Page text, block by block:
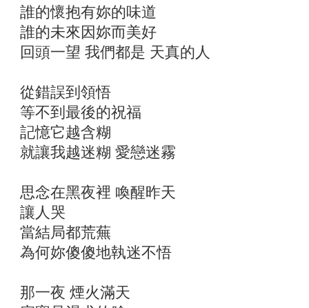
誰的懷抱有妳的味道
誰的未來因妳而美好
回頭一望 我們都是 天真的人
從錯誤到領悟
等不到最後的祝福
記憶它越含糊
就讓我越迷糊 愛戀迷霧
思念在黑夜裡 喚醒昨天
讓人哭
當結局都荒蕪
為何妳傻傻地執迷不悟
那一夜 煙火滿天